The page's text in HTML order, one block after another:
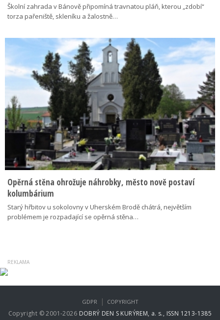
Školní zahrada v Bánově připomíná travnatou pláň, kterou „zdobí“
torza pařeniště, skleníku a žalostně…
Opěrná stěna ohrožuje náhrobky, město nově postaví
kolumbárium
Starý hřbitov u sokolovny v Uherském Brodě chátrá, největším
problémem je rozpadající se opěrná stěna…
Copyright © 2001-2026 DOBRÝ DEN S KURÝREM, a. s., ISSN 1213-1385
GDPR | COPYRIGHT